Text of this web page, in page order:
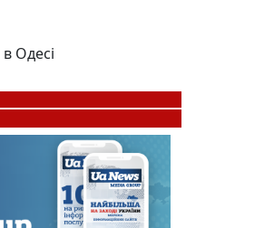
в Одесі